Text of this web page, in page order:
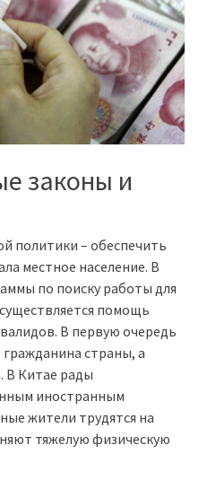
законы и
политики – обеспечить
местное население. В
по поиску работы для
помощь
В первую очередь
страны, а
В Китае рады
иностранным
жители трудятся на
тяжелую физическую